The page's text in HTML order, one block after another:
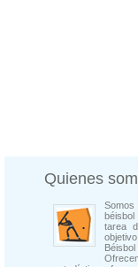
Quienes
tarea